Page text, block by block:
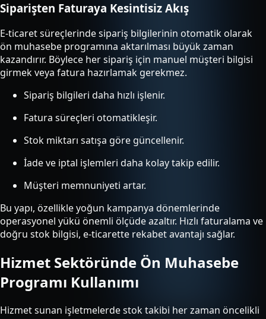
Siparişten Faturaya Kesintisiz Akış
E-ticaret süreçlerinde sipariş bilgilerinin otomatik olarak
ön muhasebe programına aktarılması büyük zaman
kazandırır. Böylece her sipariş için manuel müşteri bilgisi
girmek veya fatura hazırlamak gerekmez.
Sipariş bilgileri daha hızlı işlenir.
Fatura süreçleri otomatikleşir.
Stok miktarı satışa göre güncellenir.
İade ve iptal işlemleri daha kolay takip edilir.
Müşteri memnuniyeti artar.
Bu yapı, özellikle yoğun kampanya dönemlerinde
operasyonel yükü önemli ölçüde azaltır. Hızlı faturalama ve
doğru stok bilgisi, e-ticarette rekabet avantajı sağlar.
Hizmet Sektöründe Ön Muhasebe
Programı Kullanımı
Hizmet sunan işletmelerde stok takibi her zaman öncelikli